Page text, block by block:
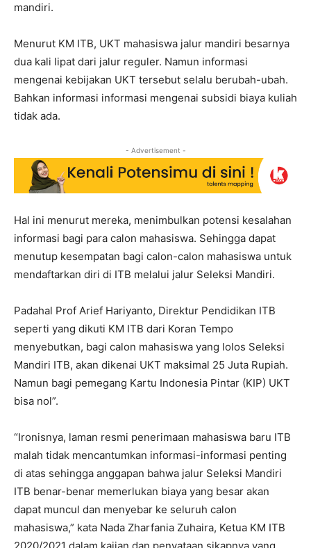
mandiri.
Menurut KM ITB, UKT mahasiswa jalur mandiri besarnya
dua kali lipat dari jalur reguler. Namun informasi
mengenai kebijakan UKT tersebut selalu berubah-ubah.
Bahkan informasi informasi mengenai subsidi biaya kuliah
tidak ada.
- Advertisement -
Hal ini menurut mereka, menimbulkan potensi kesalahan
informasi bagi para calon mahasiswa. Sehingga dapat
menutup kesempatan bagi calon-calon mahasiswa untuk
mendaftarkan diri di ITB melalui jalur Seleksi Mandiri.
Padahal Prof Arief Hariyanto, Direktur Pendidikan ITB
seperti yang dikuti KM ITB dari Koran Tempo
menyebutkan, bagi calon mahasiswa yang lolos Seleksi
Mandiri ITB, akan dikenai UKT maksimal 25 Juta Rupiah.
Namun bagi pemegang Kartu Indonesia Pintar (KIP) UKT
bisa nol”.
“Ironisnya, laman resmi penerimaan mahasiswa baru ITB
malah tidak mencantumkan informasi-informasi penting
di atas sehingga anggapan bahwa jalur Seleksi Mandiri
ITB benar-benar memerlukan biaya yang besar akan
dapat muncul dan menyebar ke seluruh calon
mahasiswa,” kata Nada Zharfania Zuhaira, Ketua KM ITB
2020/2021 dalam kajian dan penyataan sikapnya yang